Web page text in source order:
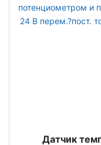
Датчик